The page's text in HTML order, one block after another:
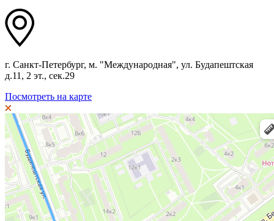
г. Санкт-Петербург, м. "Международная", ул. Будапештская
д.11, 2 эт., сек.29
Посмотреть на карте